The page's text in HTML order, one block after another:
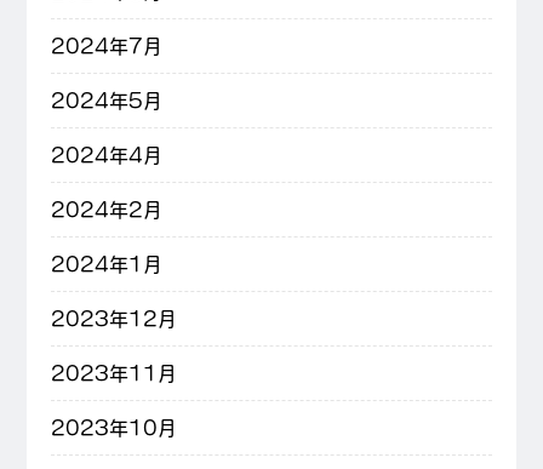
2024年7月
2024年5月
2024年4月
2024年2月
2024年1月
2023年12月
2023年11月
2023年10月